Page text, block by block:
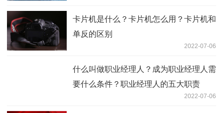
卡片机是什么？卡片机怎么用？卡片机和
单反的区别
2022-07-06
什么叫做职业经理人？成为职业经理人需
要什么条件？职业经理人的五大职责
2022-07-06